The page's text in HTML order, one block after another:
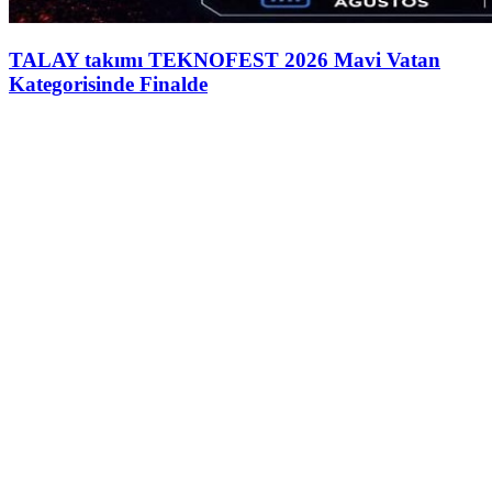
TALAY takımı TEKNOFEST 2026 Mavi Vatan
Kategorisinde Finalde